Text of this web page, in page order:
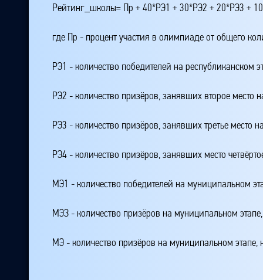
Рейтинг_школы= Пр + 40*РЭ1 + 30*РЭ2 + 20*РЭ3 +
где Пр - процент участия в олимпиаде от общего
РЭ1 - количество победителей на республиканском
РЭ2 - количество призёров, занявших второе место
РЭ3 - количество призёров, занявших третье место
РЭ4 - количество призёров, занявших место
МЭ1 - количество победителей на муниципальном
МЭЗ - количество призёров на муниципальном
МЭ - количество призёров на муниципальном